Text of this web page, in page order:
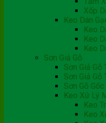
Xốp
Keo Dán
Keo
Keo
Keo
Sơn Giả Gỗ
Sơn Giả Gỗ
Sơn Giả Gỗ
Sơn Gỗ
Keo Xử Lý
Keo
Keo